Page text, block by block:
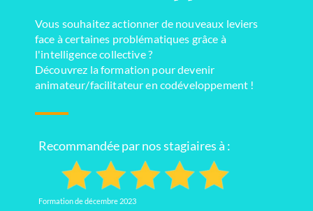
Vous souhaitez actionner de nouveaux leviers
face à certaines problématiques grâce à
l'intelligence collective ?
Découvrez la formation pour devenir
animateur/facilitateur en codéveloppement !
Recommandée par nos stagiaires à :
Formation de décembre 2023